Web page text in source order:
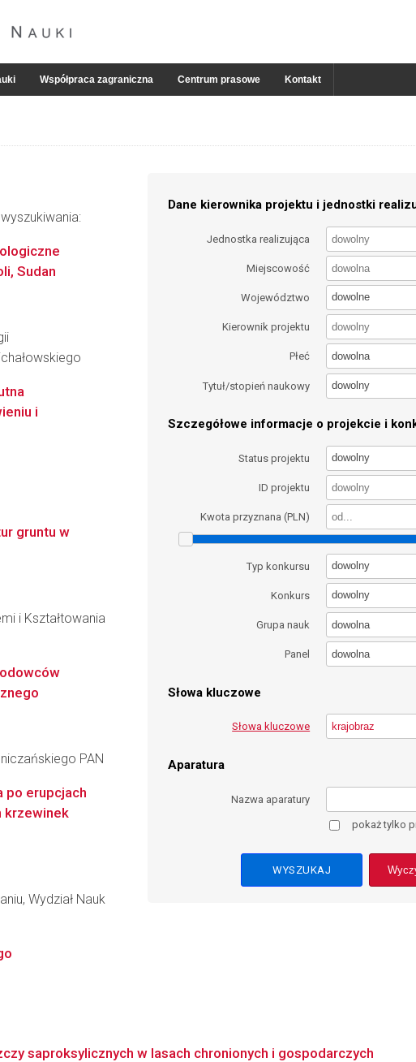
Współpraca zagraniczna Centrum prasowe Kontakt
Dane kierownika projektu i jednostki
Jednostka realizująca
Miejscowość
Województwo dowolne
Kierownik projektu
Płeć dowolna
Tytuł/stopień naukowy dowolny
Szczegółowe informacje o projekcie i
Status projektu dowolny
ID projektu
Kwota przyznana (PLN)
Typ konkursu dowolny
Konkurs dowolny
Grupa nauk dowolna
Panel dowolna
Słowa kluczowe
Słowa kluczowe
Aparatura
Nazwa aparatury
pokaż tylko
Sudan
i
gruntu w
i Kształtowania
PAN
po erupcjach
krzewinek
Wydział Nauk
saproksylicznych w lasach chronionych i gospodarczych